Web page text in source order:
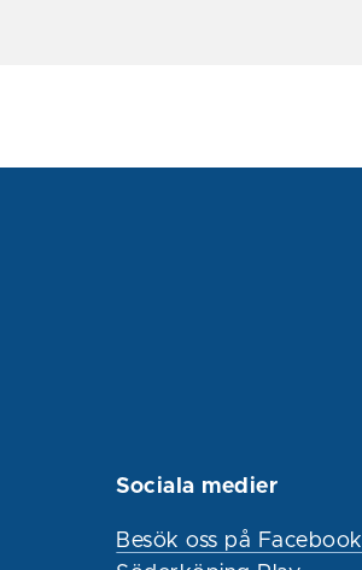
Sociala medier
Besök oss på Facebook